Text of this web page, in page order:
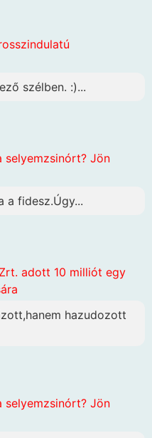
szélben. :)...
selyemzsinórt? Jön
a fidesz.Úgy...
adott 10 milliót egy
hazudozott
selyemzsinórt? Jön